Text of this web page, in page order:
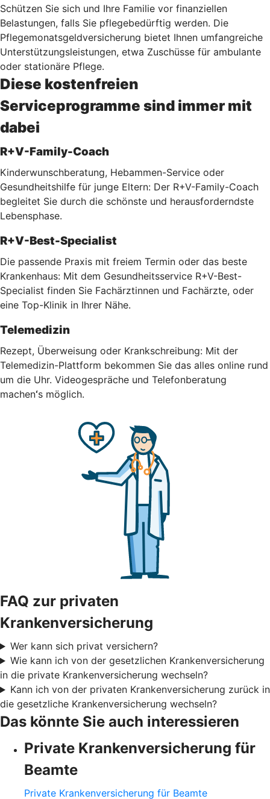
Schützen Sie sich und Ihre Familie vor finanziellen
Belastungen, falls Sie pflegebedürftig werden. Die
Pflegemonatsgeldversicherung bietet Ihnen umfangreiche
Unterstützungsleistungen, etwa Zuschüsse für ambulante
oder stationäre Pflege.
Diese kostenfreien
Serviceprogramme sind immer mit
dabei
R+V-Family-Coach
Kinderwunschberatung, Hebammen-Service oder
Gesundheitshilfe für junge Eltern: Der R+V-Family-Coach
begleitet Sie durch die schönste und herausforderndste
Lebensphase.
R+V-Best-Specialist
Die passende Praxis mit freiem Termin oder das beste
Krankenhaus: Mit dem Gesundheitsservice R+V-Best-
Specialist finden Sie Fachärztinnen und Fachärzte, oder
eine Top-Klinik in Ihrer Nähe.
Telemedizin
Rezept, Überweisung oder Krankschreibung: Mit der
Telemedizin-Plattform bekommen Sie das alles online rund
um die Uhr. Videogespräche und Telefonberatung
machen‘s möglich.
FAQ zur privaten
Krankenversicherung
Wer kann sich privat versichern?
Wie kann ich von der gesetzlichen Krankenversicherung
in die private Krankenversicherung wechseln?
Kann ich von der privaten Krankenversicherung zurück in
die gesetzliche Krankenversicherung wechseln?
Das könnte Sie auch interessieren
Private Krankenversicherung für
Beamte
Private Krankenversicherung für Beamte